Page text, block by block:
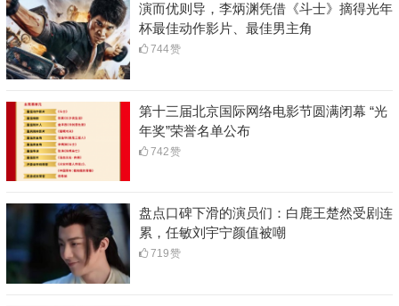
演而优则导，李炳渊凭借《斗士》摘得光年
杯最佳动作影片、最佳男主角
744赞
第十三届北京国际网络电影节圆满闭幕 “光
年奖”荣誉名单公布
742赞
盘点口碑下滑的演员们：白鹿王楚然受剧连
累，任敏刘宇宁颜值被嘲
719赞